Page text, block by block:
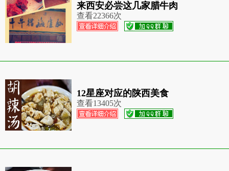
来西安必尝这几家腊牛肉
查看22366次
12星座对应的陕西美食
查看13405次